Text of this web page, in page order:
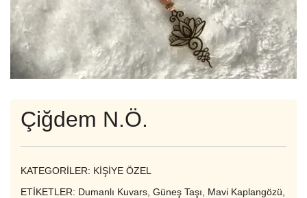
Çiğdem N.Ö.
KATEGORILER: KİŞİYE ÖZEL
ETIKETLER: Dumanlı Kuvars Güneş Taşı Mavi Kaplangözü